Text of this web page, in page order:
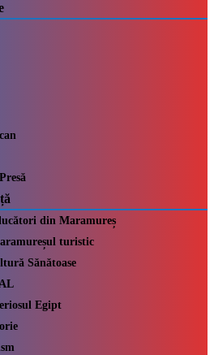
din Maramureș
turistic
Sănătoase
Egipt